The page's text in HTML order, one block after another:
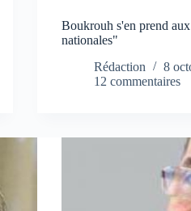
Boukrouh s'en prend
nationales"
Rédaction
8
12 commentaires